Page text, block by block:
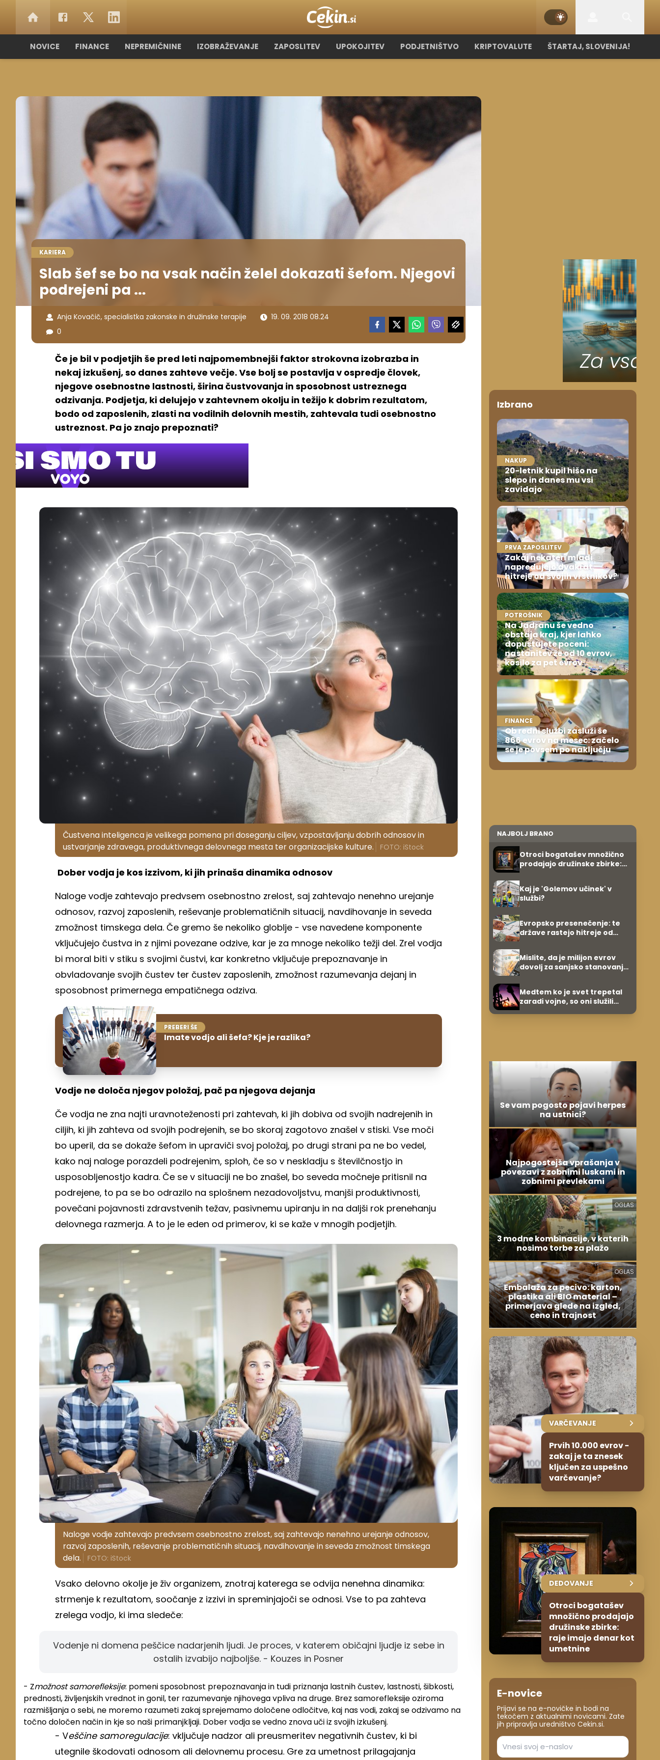
NOVICE FINANCE NEPREMIČNINE IZOBRAŽEVANJE ZAPOSLITEV UPOKOJITEV PODJETNIŠTVO KRIPTOVALUTE ŠTARTAJ, SLOVENIJA!
KARIERA
Slab šef se bo na vsak način želel dokazati šefom. Njegovi
podrejeni pa ...
Anja Kovačič, specialistka zakonske in družinske terapije
19. 09. 2018 08.24
0
Če je bil v podjetjih še pred leti najpomembnejši faktor strokovna izobrazba in
nekaj izkušenj, so danes zahteve večje. Vse bolj se postavlja v ospredje človek,
njegove osebnostne lastnosti, širina čustvovanja in sposobnost ustreznega
odzivanja. Podjetja, ki delujejo v zahtevnem okolju in težijo k dobrim rezultatom,
bodo od zaposlenih, zlasti na vodilnih delovnih mestih, zahtevala tudi osebnostno
ustreznost. Pa jo znajo prepoznati?
Čustvena inteligenca je velikega pomena pri doseganju ciljev, vzpostavljanju dobrih odnosov in
ustvarjanje zdravega, produktivnega delovnega mesta ter organizacijske kulture.
FOTO: iStock
Dober vodja je kos izzivom, ki jih prinaša dinamika odnosov
Naloge vodje zahtevajo predvsem osebnostno zrelost, saj zahtevajo nenehno urejanje
odnosov, razvoj zaposlenih, reševanje problematičnih situacij, navdihovanje in seveda
zmožnost timskega dela. Če gremo še nekoliko globlje - vse navedene komponente
vključujejo čustva in z njimi povezane odzive, kar je za mnoge nekoliko težji del. Zrel vodja
bi moral biti v stiku s svojimi čustvi, kar konkretno vključuje prepoznavanje in
obvladovanje svojih čustev ter čustev zaposlenih, zmožnost razumevanja dejanj in
sposobnost primernega empatičnega odziva.
PREBERI ŠE
Imate vodjo ali šefa? Kje je razlika?
Vodje ne določa njegov položaj, pač pa njegova dejanja
Če vodja ne zna najti uravnoteženosti pri zahtevah, ki jih dobiva od svojih nadrejenih in
ciljih, ki jih zahteva od svojih podrejenih, se bo skoraj zagotovo znašel v stiski. Vse moči
bo uperil, da se dokaže šefom in upraviči svoj položaj, po drugi strani pa ne bo vedel,
kako naj naloge porazdeli podrejenim, sploh, če so v neskladju s številčnostjo in
usposobljenostjo kadra. Če se v situaciji ne bo znašel, bo seveda močneje pritisnil na
podrejene, to pa se bo odrazilo na splošnem nezadovoljstvu, manjši produktivnosti,
povečani pojavnosti zdravstvenih težav, pasivnemu upiranju in na daljši rok prenehanju
delovnega razmerja. A to je le eden od primerov, ki se kaže v mnogih podjetjih.
Naloge vodje zahtevajo predvsem osebnostno zrelost, saj zahtevajo nenehno urejanje odnosov,
razvoj zaposlenih, reševanje problematičnih situacij, navdihovanje in seveda zmožnost timskega
dela.
FOTO: iStock
Vsako delovno okolje je živ organizem, znotraj katerega se odvija nenehna dinamika:
strmenje k rezultatom, soočanje z izzivi in spreminjajoči se odnosi. Vse to pa zahteva
zrelega vodjo, ki ima sledeče:
Vodenje ni domena peščice nadarjenih ljudi. Je proces, v katerem običajni ljudje iz sebe in
ostalih izvabijo najboljše. - Kouzes in Posner
- Zmožnost samorefleksije: pomeni sposobnost prepoznavanja in tudi priznanja lastnih čustev, lastnosti, šibkosti,
prednosti, življenjskih vrednot in gonil, ter razumevanje njihovega vpliva na druge. Brez samorefleksije oziroma
razmišljanja o sebi, ne moremo razumeti zakaj sprejemamo določene odločitve, kaj nas vodi, zakaj se odzivamo na
točno določen način in kje so naši primanjkljaji. Dober vodja se vedno znova uči iz svojih izkušenj.
- Veščine samoregulacije: vključuje nadzor ali preusmeritev negativnih čustev, ki bi
utegnile škodovati odnosom ali delovnemu procesu. Gre za umetnost prilagajanja
Izbrano
NAKUP
20-letnik kupil hišo na
slepo in danes mu vsi
zavidajo
PRVA ZAPOSLITEV
Zakaj nekateri mladi
napredujejo dvakrat
hitreje od svojih vrstnikov?
POTROŠNIK
Na Jadranu še vedno
obstaja kraj, kjer lahko
dopustujete poceni:
nastanitev že od 10 evrov,
kosilo za pet evrov
FINANCE
Ob redni službi zasluži še
866 evrov na mesec: začelo
se je povsem po naključju
NAJBOLJ BRANO
Otroci bogatašev množično
prodajajo družinske zbirke:
Kaj je 'Golemov učinek' v
službi?
Evropsko presenečenje: te
države rastejo hitreje od
Mislite, da je milijon evrov
dovolj za sanjsko stanovanje?
Medtem ko je svet trepetal
zaradi vojne, so oni služili
Se vam pogosto pojavi herpes
na ustnici?
Najpogostejša vprašanja v
povezavi z zobnimi luskami in
zobnimi prevlekami
OGLAS
3 modne kombinacije, v katerih
nosimo torbe za plažo
OGLAS
Embalaža za pecivo: karton,
plastika ali BIO material –
primerjava glede na izgled,
ceno in trajnost
VARČEVANJE
Prvih 10.000 evrov -
zakaj je ta znesek
ključen za uspešno
varčevanje?
DEDOVANJE
Otroci bogatašev
množično prodajajo
družinske zbirke:
raje imajo denar kot
umetnine
E-novice
Prijavi se na e-novičke in bodi na
tekočem z aktualnimi novicami. Zate
jih pripravlja uredništvo Cekin.si.